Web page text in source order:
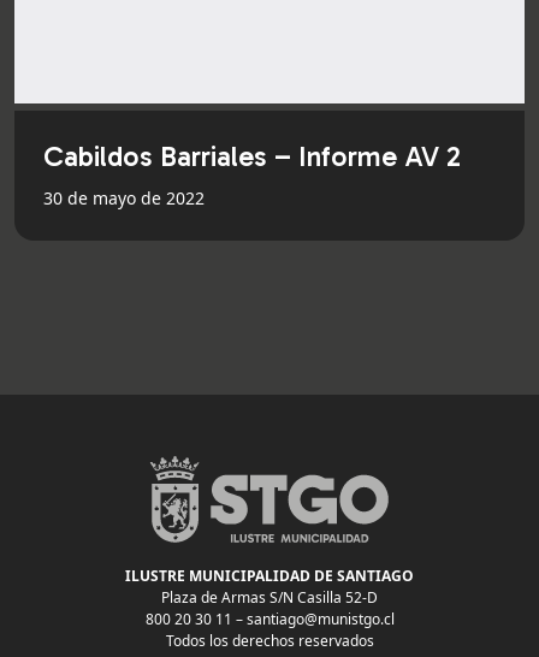
Cabildos Barriales – Informe AV 2
30 de mayo de 2022
ILUSTRE MUNICIPALIDAD DE SANTIAGO
Plaza de Armas S/N Casilla 52-D
800 20 30 11 –santiago@munistgo.cl
Todos los derechos reservados